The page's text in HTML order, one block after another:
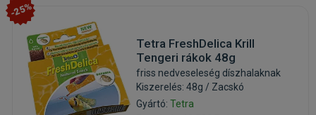
-25%
Tetra FreshDelica Krill
Tengeri rákok 48g
friss nedveseleség díszhalaknak
Kiszerelés: 48g / Zacskó
Gyártó: Tetra